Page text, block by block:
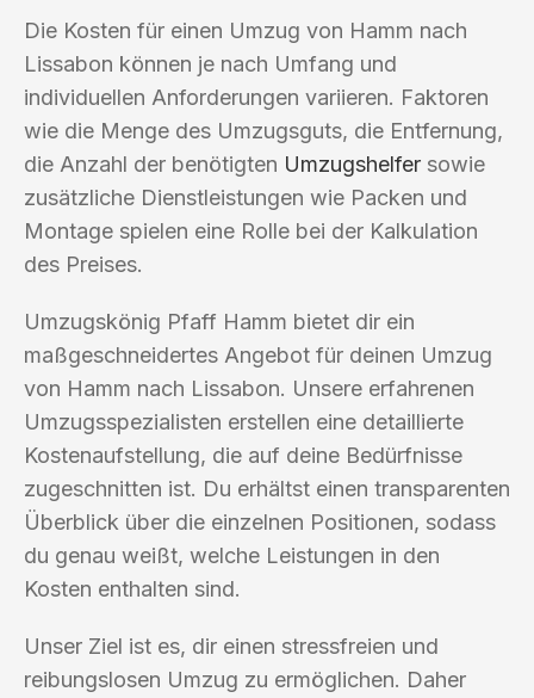
Die Kosten für einen Umzug von Hamm nach
Lissabon können je nach Umfang und
individuellen Anforderungen variieren. Faktoren
wie die Menge des Umzugsguts, die Entfernung,
die Anzahl der benötigten Umzugshelfer sowie
zusätzliche Dienstleistungen wie Packen und
Montage spielen eine Rolle bei der Kalkulation
des Preises.
Umzugskönig Pfaff Hamm bietet dir ein
maßgeschneidertes Angebot für deinen Umzug
von Hamm nach Lissabon. Unsere erfahrenen
Umzugsspezialisten erstellen eine detaillierte
Kostenaufstellung, die auf deine Bedürfnisse
zugeschnitten ist. Du erhältst einen transparenten
Überblick über die einzelnen Positionen, sodass
du genau weißt, welche Leistungen in den
Kosten enthalten sind.
Unser Ziel ist es, dir einen stressfreien und
reibungslosen Umzug zu ermöglichen. Daher